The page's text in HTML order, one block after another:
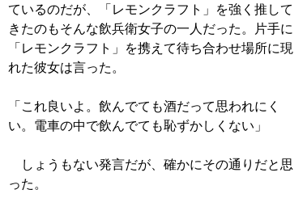
ているのだが、「レモンクラフト」を強く推して
きたのもそんな飲兵衛女子の一人だった。片手に
「レモンクラフト」を携えて待ち合わせ場所に現
れた彼女は言った。
「これ良いよ。飲んでても酒だって思われにく
い。電車の中で飲んでても恥ずかしくない」
しょうもない発言だが、確かにその通りだと思
った。